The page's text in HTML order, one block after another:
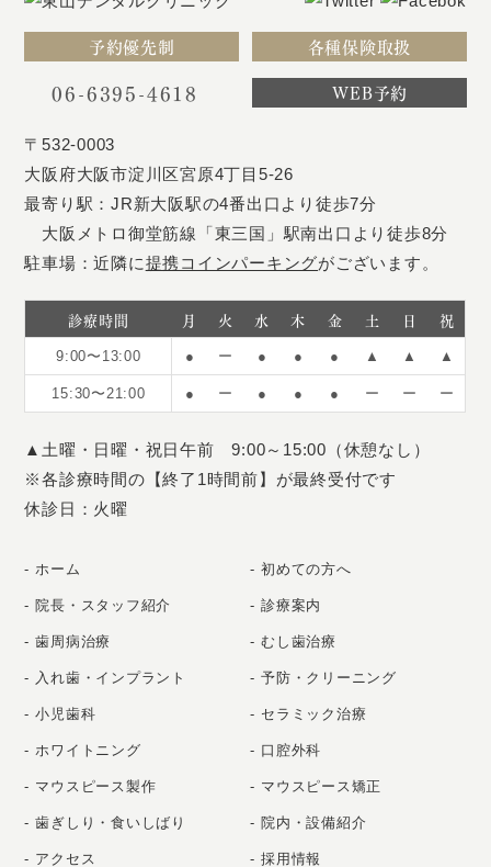
予約優先制 各種保険取扱
06-6395-4618 WEB予約
〒532-0003
大阪府大阪市淀川区宮原4丁目5-26
最寄り駅：JR新大阪駅の4番出口より徒歩7分
大阪メトロ御堂筋線「東三国」駅南出口より徒歩8分
駐車場：近隣に提携コインパーキングがございます。
診療時間 月 火 水 木 金 土 日 祝
9:00〜13:00 ● ー ● ● ● ▲ ▲ ▲
15:30〜21:00 ● ー ● ● ● ー ー ー
▲土曜・日曜・祝日午前 9:00～15:00（休憩なし）
※各診療時間の【終了1時間前】が最終受付です
休診日：火曜
ホーム 初めての方へ
院長・スタッフ紹介 診療案内
歯周病治療 むし歯治療
入れ歯・インプラント 予防・クリーニング
小児歯科 セラミック治療
ホワイトニング 口腔外科
マウスピース製作 マウスピース矯正
歯ぎしり・食いしばり 院内・設備紹介
アクセス 採用情報